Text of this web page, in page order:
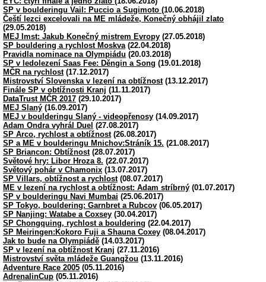
SP v boulderingu Vail: Puccio a Sugimoto (10.06.2018)
Čeští lezci excelovali na ME mládeže, Konečný obhájil zlato
(29.05.2018)
MEJ Imst: Jakub Konečný mistrem Evropy (27.05.2018)
SP bouldering a rychlost Moskva(22.04.2018)
Pravidla nominace na Olympiádu (20.03.2018)
SP v ledolezení Saas Fee: Děngin a Song (19.01.2018)
MČR na rychlost(17.12.2017)
Mistrovství Slovenska v lezení na obtížnost(13.12.2017)
Finále SP v obtížnosti Kranj (11.11.2017)
DataTrust MČR 2017 (29.10.2017)
MEJ Slaný (16.09.2017)
MEJ v boulderingu Slaný - videopřenosy (14.09.2017)
Adam Ondra vyhrál Duel (27.08.2017)
SP Arco, rychlost a obtížnost(26.08.2017)
SP a ME v boulderingu Mnichov:Stráník 15. (21.08.2017)
SP Briancon: Obtížnost(28.07.2017)
Světové hry: Libor Hroza 8. (22.07.2017)
Světový pohár v Chamonix (13.07.2017)
SP Villars, obtížnost a rychlost(08.07.2017)
ME v lezení na rychlost a obtížnost: Adam stríbrný (01.07.2017)
SP v boulderingu Navi Mumbai (25.06.2017)
SP Tokyo, bouldering: Garnbret a Rubcov (06.05.2017)
SP Nanjing: Watabe a Coxsey (30.04.2017)
SP Chongquing, rychlost a bouldering (22.04.2017)
SP Meiringen:Kokoro Fuji a Shauna Coxey (08.04.2017)
Jak to bude na Olympiádě (14.03.2017)
SP v lezení na obtížnost Kranj (27.11.2016)
Mistrovství světa mládeže Guangžou (13.11.2016)
Adventure Race 2005 (05.11.2016)
AdrenalinCup (05.11.2016)